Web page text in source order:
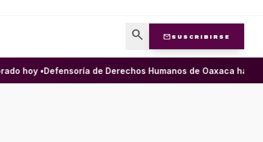
search mail SUSCRIBIRSE
hoy •Defensoría de Derechos Humanos de Oaxaca ha